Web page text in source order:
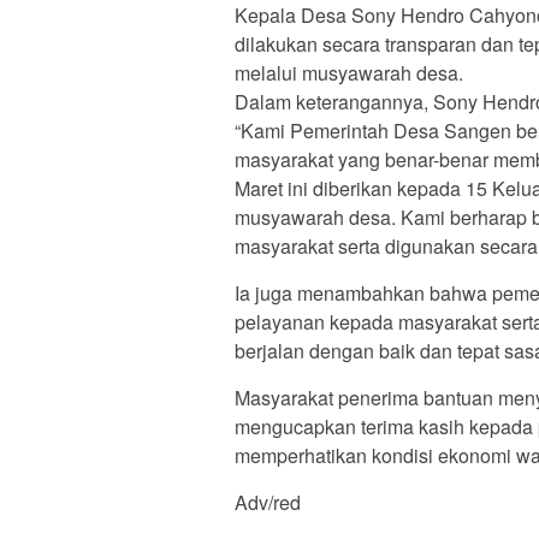
Kepala Desa Sony Hendro
dilakukan secara transparan dan
melalui musyawarah desa.
Dalam keterangannya, Sony
“Kami Pemerintah Desa Sangen
masyarakat yang benar-benar
Maret ini diberikan kepada 15
musyawarah desa. Kami
masyarakat serta digunakan
Ia juga menambahkan bahwa
pelayanan kepada masyarakat
berjalan dengan baik dan tepat
Masyarakat penerima bantuan
mengucapkan terima kasih
memperhatikan kondisi ekonomi
Adv/red